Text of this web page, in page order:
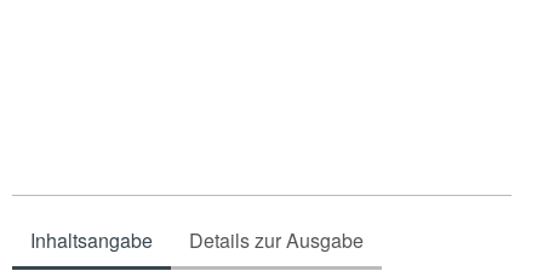
Inhaltsangabe Details zur Ausgabe